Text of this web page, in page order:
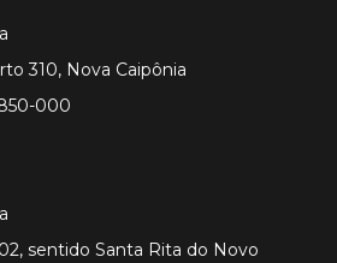
310, Nova Caipônia
000
sentido Santa Rita do Novo